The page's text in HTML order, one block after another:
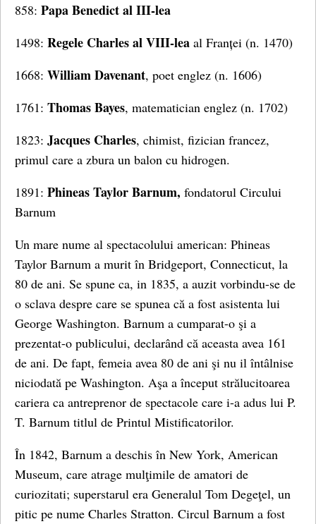
858: Papa Benedict al III-lea
1498: Regele Charles al VIII-lea al Franței (n. 1470)
1668: William Davenant, poet englez (n. 1606)
1761: Thomas Bayes, matematician englez (n. 1702)
1823: Jacques Charles, chimist, fizician francez,
primul care a zbura un balon cu hidrogen.
1891: Phineas Taylor Barnum, fondatorul Circului
Barnum
Un mare nume al spectacolului american: Phineas
Taylor Barnum a murit în Bridgeport, Connecticut, la
80 de ani. Se spune ca, in 1835, a auzit vorbindu-se de
o sclava despre care se spunea că a fost asistenta lui
George Washington. Barnum a cumparat-o şi a
prezentat-o publicului, declarând că aceasta avea 161
de ani. De fapt, femeia avea 80 de ani şi nu il întâlnise
niciodată pe Washington. Aşa a început strălucitoarea
cariera ca antreprenor de spectacole care i-a adus lui P.
T. Barnum titlul de Printul Mistificatorilor.
În 1842, Barnum a deschis în New York, American
Museum, care atrage mulţimile de amatori de
curiozitati; superstarul era Generalul Tom Degeţel, un
pitic pe nume Charles Stratton. Circul Barnum a fost